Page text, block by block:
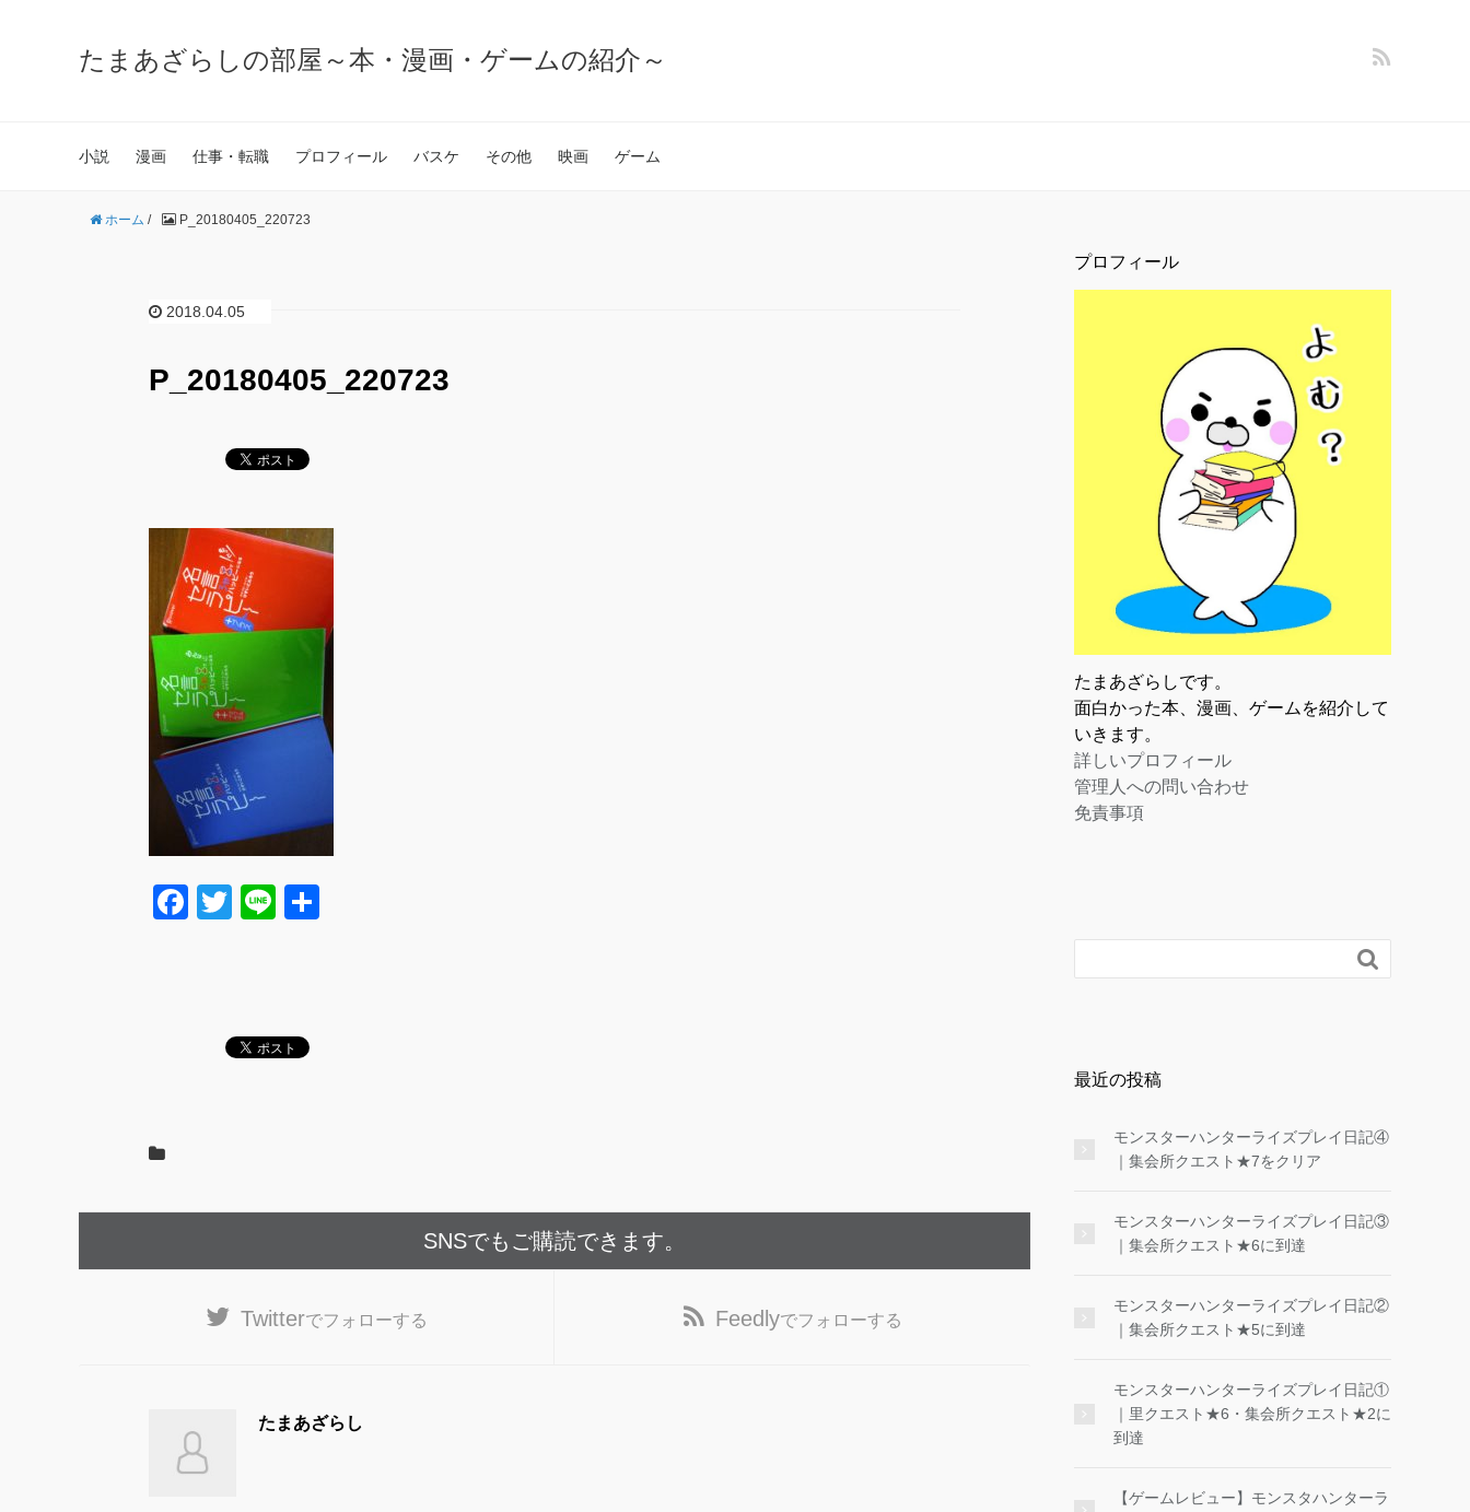
たまあざらしの部屋～本・漫画・ゲームの紹介～
小説 漫画 仕事・転職 プロフィール バスケ その他 映画 ゲーム
ホーム / P_20180405_220723
2018.04.05
P_20180405_220723
F
T
Li
SNSでもご購読できます。
Twitterでフォローする Feedlyでフォローする
たまあざらし
プロフィール
たまあざらしです。
面白かった本、漫画、ゲームを紹介して
いきます。
詳しいプロフィール
管理人への問い合わせ
免責事項

最近の投稿
モンスターハンターライズプレイ日記④
｜集会所クエスト★7をクリア
モンスターハンターライズプレイ日記③
｜集会所クエスト★6に到達
モンスターハンターライズプレイ日記②
｜集会所クエスト★5に到達
モンスターハンターライズプレイ日記①
｜里クエスト★6・集会所クエスト★2に
到達
【ゲームレビュー】モンスタハンターラ